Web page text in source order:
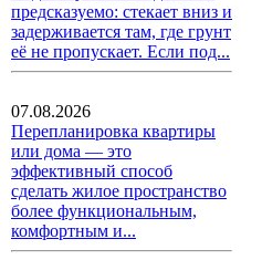
предсказуемо: стекает вниз и
задерживается там, где грунт
её не пропускает. Если под...
07.08.2026
Перепланировка квартиры
или дома — это
эффективный способ
сделать жилое пространство
более функциональным,
комфортным и...